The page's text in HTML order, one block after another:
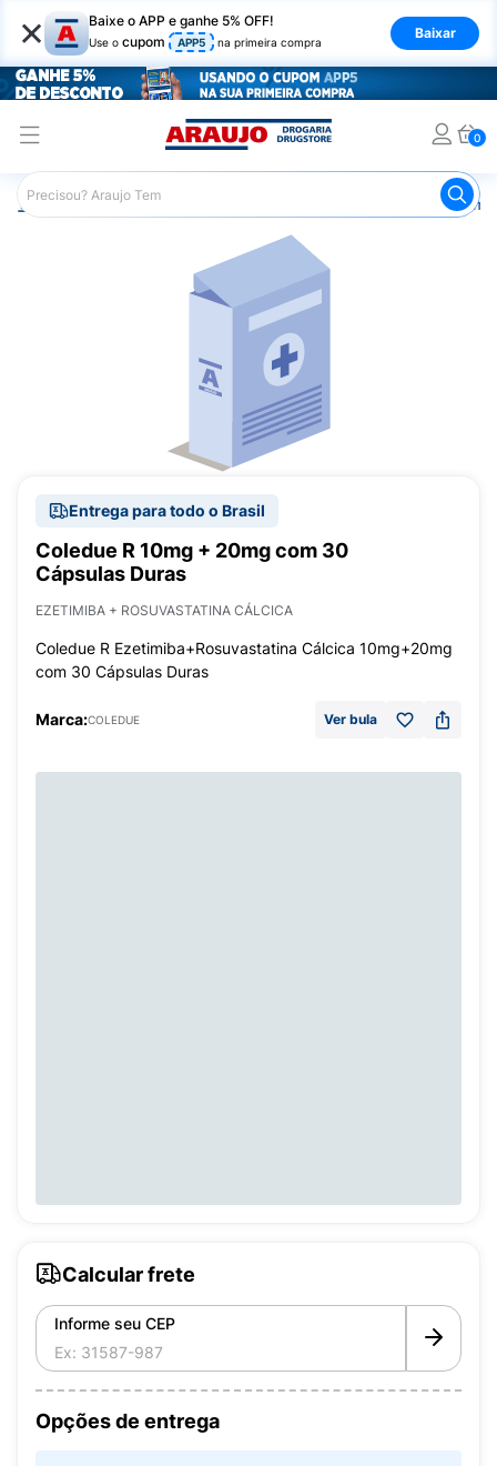
× Baixe o APP e ganhe 5% OFF!
Use o cupom APP5 na primeira compra
Baixar
0
Araujo Medicamentos
Entrega para todo o Brasil
Coledue R 10mg + 20mg com 30
Cápsulas Duras
EZETIMIBA + ROSUVASTATINA CÁLCICA
Coledue R Ezetimiba+Rosuvastatina Cálcica 10mg+20mg
com 30 Cápsulas Duras
Marca:COLEDUE Ver bula
Calcular frete
Informe seu CEP
Opções de entrega